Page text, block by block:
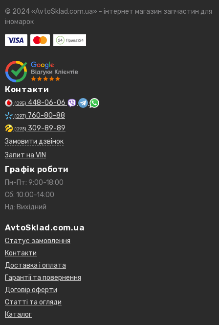
© 2024 «AvtoSklad.com.ua» - інтернет магазин запчастин для
іномарок
Контакти
(095) 448-06-06
(097) 760-80-88
(093) 309-89-89
Замовити дзвінок
Запит на VIN
Графік роботи
Пн-Пт: 9:00-18:00
Сб: 10:00-14:00
Нд: Вихідний
AvtoSklad.com.ua
Статус замовлення
Контакти
Доставка і оплата
Гарантії та повернення
Договір оферти
Статті та огляди
Каталог